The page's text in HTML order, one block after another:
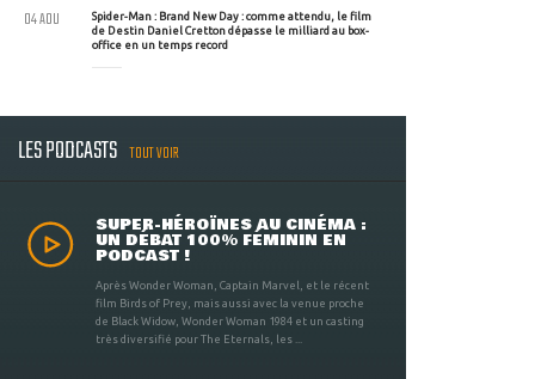
Spider-Man : Brand New Day : comme attendu, le film
de Destin Daniel Cretton dépasse le milliard au box-
office en un temps record
04 AOU
LES PODCASTS TOUT VOIR
SUPER-HÉROÏNES AU CINÉMA :
UN DÉBAT 100% FÉMININ EN
PODCAST !
Après Wonder Woman, Captain Marvel, et le récent
film Birds of Prey, mais aussi avec la venue proche
de Black Widow, Wonder Woman 1984 et un casting
très diversifié pour The Eternals, les ...